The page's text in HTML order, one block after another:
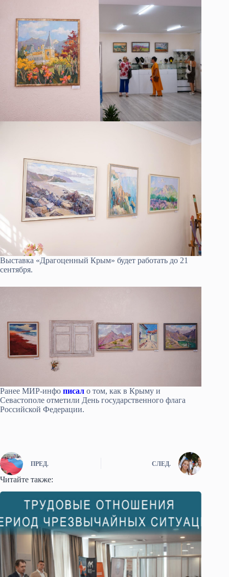
Выставка «Драгоценный Крым» будет работать до 21
сентября.
Ранее МИР-инфо писал о том, как в Крыму и
Севастополе отметили День государственного флага
Российской Федерации.
ПРЕД. СЛЕД.
Читайте также: